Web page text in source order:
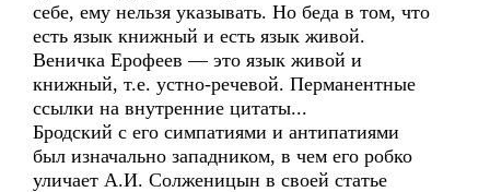
себе, ему нельзя указывать. Но беда в том, что
есть язык книжный и есть язык живой.
Веничка Ерофеев — это язык живой и
книжный, т.е. устно-речевой. Перманентные
ссылки на внутренние цитаты...
Бродский с его симпатиями и антипатиями
был изначально западником, в чем его робко
уличает А.И. Солженицын в своей статье